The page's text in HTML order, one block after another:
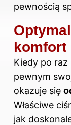
pewnością
komfort
Kiedy po raz
pewnym
okazuje się
Właściwe
jak